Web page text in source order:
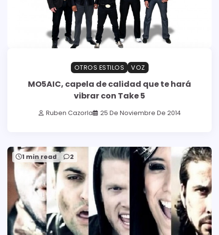
OTROS ESTILOS VOZ
MO5AIC, capela de calidad que te hará
vibrar con Take 5
Ruben Cazorla 25 De Noviembre De 2014
1 min read 2